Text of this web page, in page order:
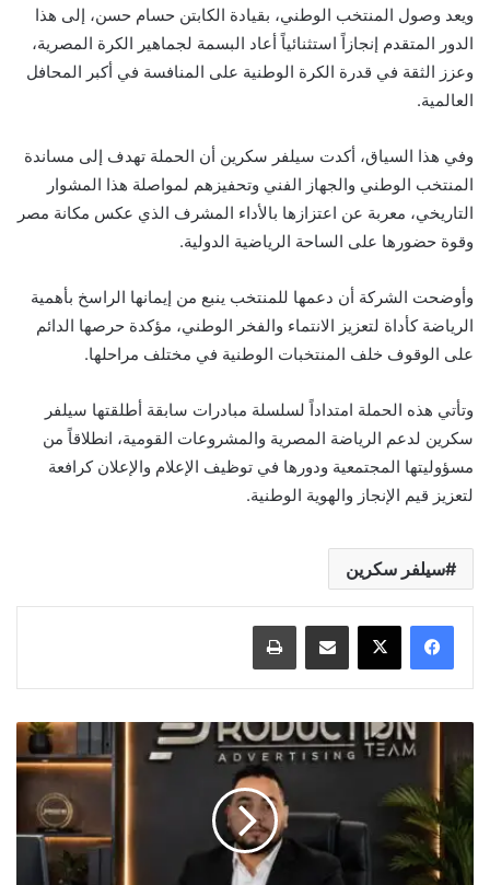
ويعد وصول المنتخب الوطني، بقيادة الكابتن حسام حسن، إلى هذا
الدور المتقدم إنجازاً استثنائياً أعاد البسمة لجماهير الكرة المصرية،
وعزز الثقة في قدرة الكرة الوطنية على المنافسة في أكبر المحافل
العالمية.
وفي هذا السياق، أكدت سيلفر سكرين أن الحملة تهدف إلى مساندة
المنتخب الوطني والجهاز الفني وتحفيزهم لمواصلة هذا المشوار
التاريخي، معربة عن اعتزازها بالأداء المشرف الذي عكس مكانة مصر
وقوة حضورها على الساحة الرياضية الدولية.
وأوضحت الشركة أن دعمها للمنتخب ينبع من إيمانها الراسخ بأهمية
الرياضة كأداة لتعزيز الانتماء والفخر الوطني، مؤكدة حرصها الدائم
على الوقوف خلف المنتخبات الوطنية في مختلف مراحلها.
وتأتي هذه الحملة امتداداً لسلسلة مبادرات سابقة أطلقتها سيلفر
سكرين لدعم الرياضة المصرية والمشروعات القومية، انطلاقاً من
مسؤوليتها المجتمعية ودورها في توظيف الإعلام والإعلان كرافعة
لتعزيز قيم الإنجاز والهوية الوطنية.
سيلفر سكرين
مشاركة عبر البريد طباعة